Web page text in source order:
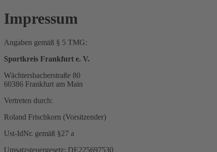
Impressum
Angaben gemäß § 5 TMG:
Sportkreis Frankfurt e. V.
Wächtersbacherstraße 80
60386 Frankfurt am Main
Vertreten durch:
Roland Frischkorn (Vorsitzender)
Ust-IdNr. gemäß §27 a
Umsatzsteuergesetz: DE225697530